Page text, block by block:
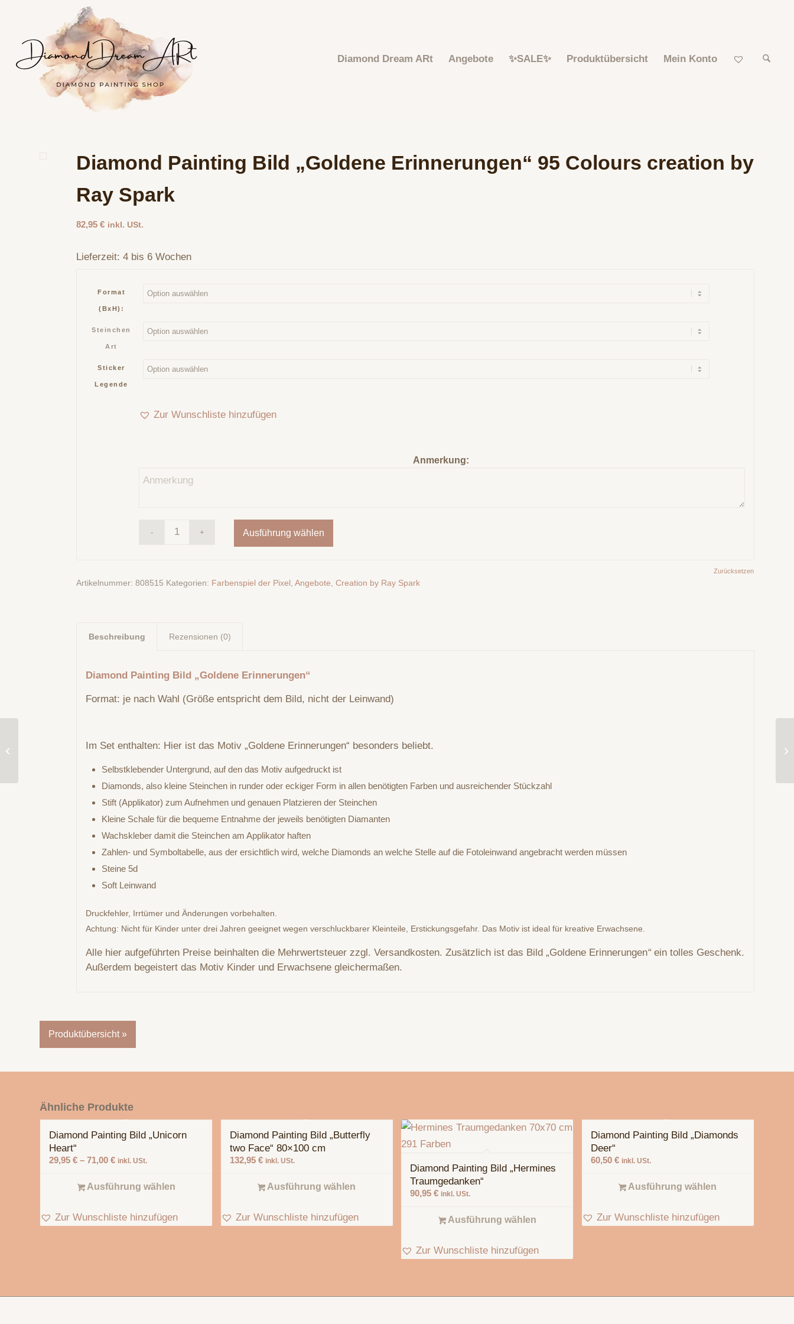
Diamond Dream ARt Angebote ✨SALE✨ Produktübersicht Mein Konto
Diamond Painting Bild „Goldene Erinnerungen“ 95 Colours creation by
Ray Spark
82,95 € inkl. USt.
Lieferzeit: 4 bis 6 Wochen
Format
(BxH):
Steinchen
Art
Sticker
Legende
Zurücksetzen
Zur Wunschliste hinzufügen
Anmerkung:
Ausführung wählen
Artikelnummer: 808515 Kategorien: Farbenspiel der Pixel Angebote Creation by Ray Spark
Beschreibung Rezensionen (0)
Diamond Painting Bild „Goldene Erinnerungen“
Format: je nach Wahl (Größe entspricht dem Bild, nicht der Leinwand)
Im Set enthalten: Hier ist das Motiv „Goldene Erinnerungen“ besonders beliebt.
Selbstklebender Untergrund, auf den das Motiv aufgedruckt ist
Diamonds, also kleine Steinchen in runder oder eckiger Form in allen benötigten Farben und ausreichender Stückzahl
Stift (Applikator) zum Aufnehmen und genauen Platzieren der Steinchen
Kleine Schale für die bequeme Entnahme der jeweils benötigten Diamanten
Wachskleber damit die Steinchen am Applikator haften
Zahlen- und Symboltabelle, aus der ersichtlich wird, welche Diamonds an welche Stelle auf die Fotoleinwand angebracht werden müssen
Steine 5d
Soft Leinwand
Druckfehler, Irrtümer und Änderungen vorbehalten.
Achtung: Nicht für Kinder unter drei Jahren geeignet wegen verschluckbarer Kleinteile, Erstickungsgefahr. Das Motiv ist ideal für kreative Erwachsene.
Alle hier aufgeführten Preise beinhalten die Mehrwertsteuer zzgl. Versandkosten. Zusätzlich ist das Bild „Goldene Erinnerungen“ ein tolles Geschenk.
Außerdem begeistert das Motiv Kinder und Erwachsene gleichermaßen.
Produktübersicht »
Ähnliche Produkte
Diamond Painting Bild „Unicorn
Heart“
29,95 € – 71,00 € inkl. USt.
Ausführung wählen
Zur Wunschliste hinzufügen
Diamond Painting Bild „Butterfly
two Face“ 80×100 cm
132,95 € inkl. USt.
Ausführung wählen
Zur Wunschliste hinzufügen
Diamond Painting Bild „Hermines
Traumgedanken“
90,95€ inkl. USt.
Ausführung wählen
Zur Wunschliste hinzufügen
Diamond Painting Bild „Diamonds
Deer“
60,50 € inkl. USt.
Ausführung wählen
Zur Wunschliste hinzufügen